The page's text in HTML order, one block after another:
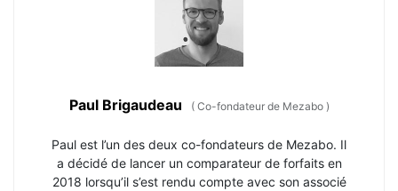
Paul Brigaudeau (Co-fondateur de Mezabo )
Paul est l’un des deux co-fondateurs de Mezabo. Il
a décidé de lancer un comparateur de forfaits en
2018 lorsqu’il s’est rendu compte avec son associé